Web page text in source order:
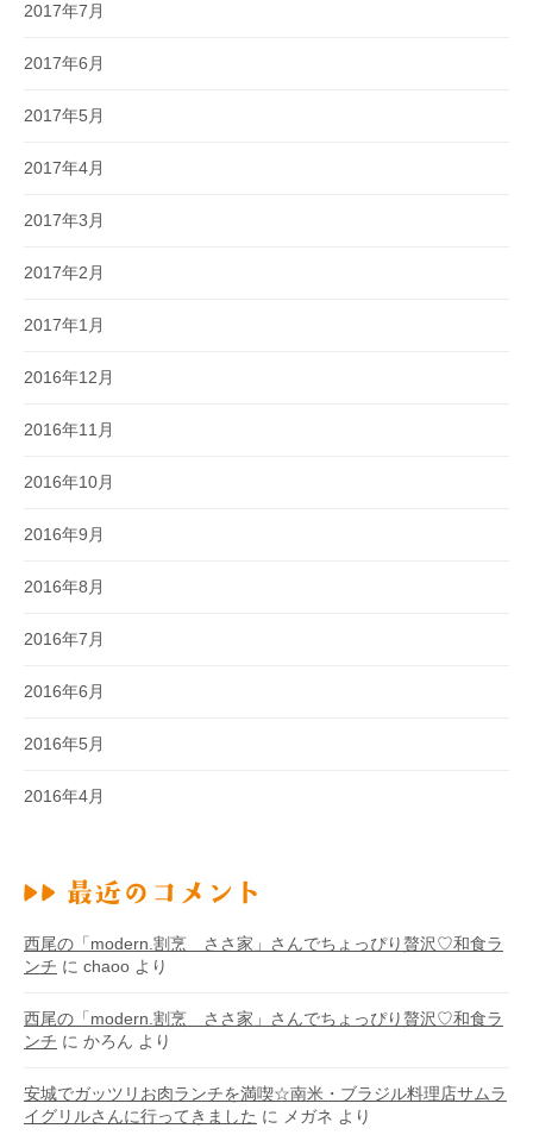
2017年7月
2017年6月
2017年5月
2017年4月
2017年3月
2017年2月
2017年1月
2016年12月
2016年11月
2016年10月
2016年9月
2016年8月
2016年7月
2016年6月
2016年5月
2016年4月
西尾の「modern.割烹 ささ家」さんでちょっぴり贅沢♡和食ラ
ンチ に chaoo より
西尾の「modern.割烹 ささ家」さんでちょっぴり贅沢♡和食ラ
ンチ に かろん より
安城でガッツリお肉ランチを満喫☆南米・ブラジル料理店サムラ
イグリルさんに行ってきました に メガネ より